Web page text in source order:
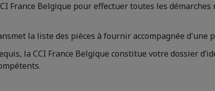
France Belgique pour effectuer toutes les
la liste des pièces à fournir accompagnée d'une
la CCI France Belgique constitue votre dossier